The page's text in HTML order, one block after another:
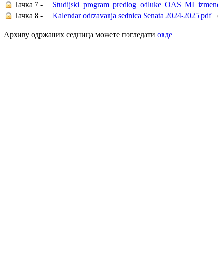
Тачка 7 -
Тачка 8 -
Kalendar odrzavanja sednica Senata 2024-2025.pdf
Архиву одржаних седница можете погледати овде